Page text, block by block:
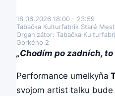
18.06.2026 18:00 - 23:59
Tabačka Kulturfabrik Staré
Organizátor: Tabačka
Gorkého 2
„Chodím po zadních,
Performance umelkyňa
svojom artist talku